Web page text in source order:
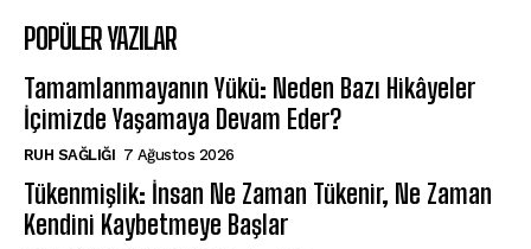
POPÜLER YAZILAR
Tamamlanmayanın Yükü: Neden Bazı Hikâyeler
İçimizde Yaşamaya Devam Eder?
⁠RUH SAĞLIĞI 7 Ağustos 2026
Tükenmişlik: İnsan Ne Zaman Tükenir, Ne Zaman
Kendini Kaybetmeye Başlar